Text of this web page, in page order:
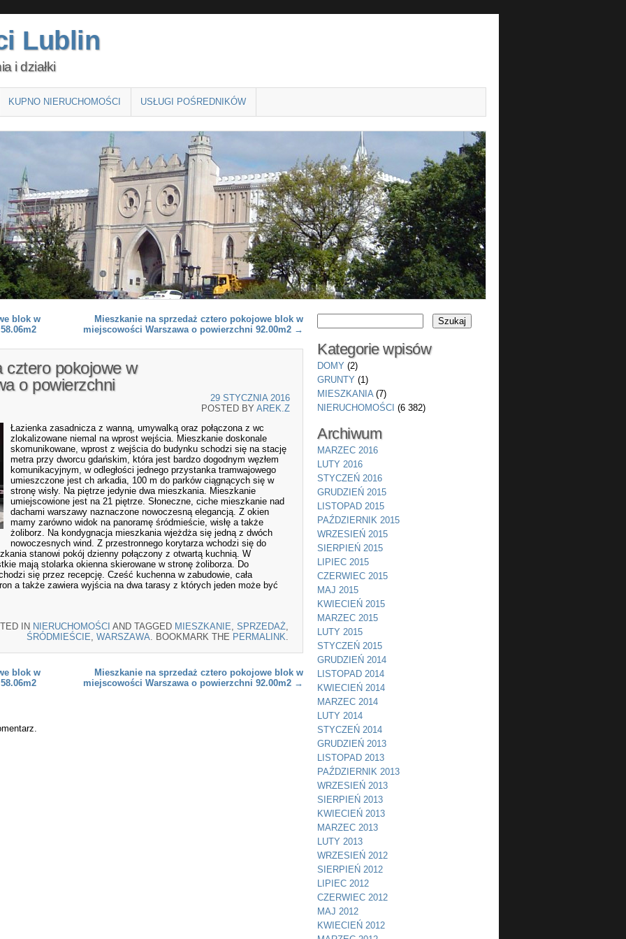
Lublin
i działki
KUPNO NIERUCHOMOŚCI USŁUGI POŚREDNIKÓW
blok w
Mieszkanie na sprzedaż cztero pokojowe blok w
miejscowości Warszawa o powierzchni 92.00m2 →
cztero pokojowe w
o powierzchni
29 STYCZNIA 2016
POSTED BY AREK.Z
Łazienka zasadnicza z wanną, umywalką oraz połączona z wc
zlokalizowane niemal na wprost wejścia. Mieszkanie doskonale
skomunikowane, wprost z wejścia do budynku schodzi się na stację
metra przy dworcu gdańskim, która jest bardzo dogodnym węzłem
komunikacyjnym, w odległości jednego przystanka tramwajowego
umieszczone jest ch arkadia, 100 m do parków ciągnących się w
stronę wisły. Na piętrze jedynie dwa mieszkania. Mieszkanie
umiejscowione jest na 21 piętrze. Słoneczne, ciche mieszkanie nad
dachami warszawy naznaczone nowoczesną elegancją. Z okien
mamy zarówno widok na panoramę śródmieście, wisłę a także
żoliborz. Na kondygnacja mieszkania wjeżdża się jedną z dwóch
nowoczesnych wind. Z przestronnego korytarza wchodzi się do
stanowi pokój dzienny połączony z otwartą kuchnią. W
mają stolarka okienna skierowane w stronę żoliborza. Do
się przez recepcję. Cześć kuchenna w zabudowie, cała
a także zawiera wyjścia na dwa tarasy z których jeden może być
IN NIERUCHOMOŚCI AND TAGGED MIESZKANIE SPRZEDAŻ
ŚRÓDMIEŚCIE WARSZAWA . BOOKMARK THE PERMALINK
blok w
Mieszkanie na sprzedaż cztero pokojowe blok w
miejscowości Warszawa o powierzchni 92.00m2 →
Kategorie wpisów
DOMY (2)
GRUNTY (1)
MIESZKANIA(7)
NIERUCHOMOŚCI (6 382)
Archiwum
MARZEC 2016
LUTY 2016
STYCZEŃ 2016
GRUDZIEŃ 2015
LISTOPAD 2015
PAŹDZIERNIK 2015
WRZESIEŃ 2015
SIERPIEŃ 2015
LIPIEC 2015
CZERWIEC 2015
MAJ 2015
KWIECIEŃ 2015
MARZEC 2015
LUTY 2015
STYCZEŃ 2015
GRUDZIEŃ 2014
LISTOPAD 2014
KWIECIEŃ 2014
MARZEC 2014
LUTY 2014
STYCZEŃ 2014
GRUDZIEŃ 2013
LISTOPAD 2013
PAŹDZIERNIK 2013
WRZESIEŃ 2013
SIERPIEŃ 2013
KWIECIEŃ 2013
MARZEC 2013
LUTY 2013
WRZESIEŃ 2012
SIERPIEŃ 2012
LIPIEC 2012
CZERWIEC 2012
MAJ 2012
KWIECIEŃ 2012